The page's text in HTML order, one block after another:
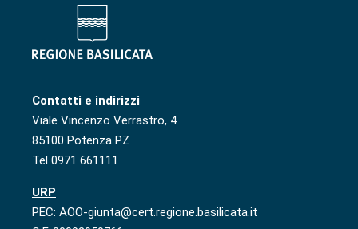
Contatti e indirizzi
Viale Vincenzo Verrastro, 4
85100 Potenza PZ
Tel 0971 661111
URP
PEC: AOO-giunta@cert.regione.basilicata.it